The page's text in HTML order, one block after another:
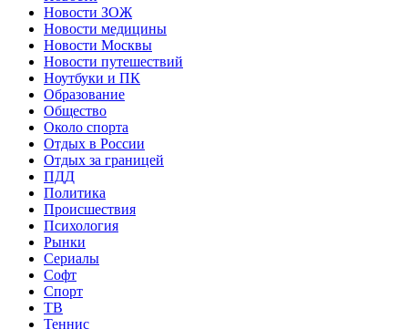
Новости ЗОЖ
Новости медицины
Новости Москвы
Новости путешествий
Ноутбуки и ПК
Образование
Общество
Около спорта
Отдых в России
Отдых за границей
ПДД
Политика
Происшествия
Психология
Рынки
Сериалы
Софт
Спорт
ТВ
Теннис